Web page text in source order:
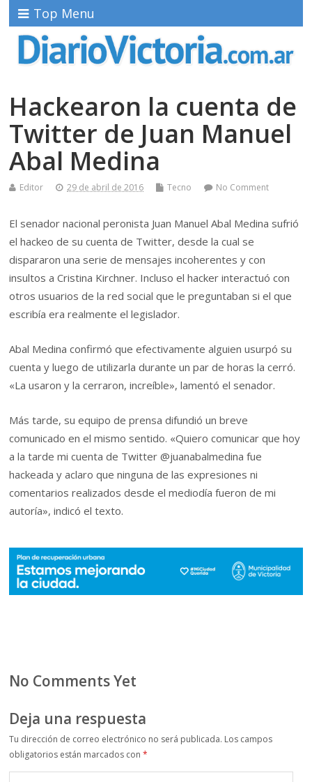
Top Menu
Hackearon la cuenta de
Twitter de Juan Manuel
Abal Medina
Editor 29 de abril de 2016 Tecno No Comment
El senador nacional peronista Juan Manuel Abal Medina sufrió
el hackeo de su cuenta de Twitter, desde la cual se
dispararon una serie de mensajes incoherentes y con
insultos a Cristina Kirchner. Incluso el hacker interactuó con
otros usuarios de la red social que le preguntaban si el que
escribía era realmente el legislador.
Abal Medina confirmó que efectivamente alguien usurpó su
cuenta y luego de utilizarla durante un par de horas la cerró.
«La usaron y la cerraron, increíble», lamentó el senador.
Más tarde, su equipo de prensa difundió un breve
comunicado en el mismo sentido. «Quiero comunicar que hoy
a la tarde mi cuenta de Twitter @juanabalmedina fue
hackeada y aclaro que ninguna de las expresiones ni
comentarios realizados desde el mediodía fueron de mi
autoría», indicó el texto.
No Comments Yet
Deja una respuesta
Tu dirección de correo electrónico no será publicada. Los campos
obligatorios están marcados con*